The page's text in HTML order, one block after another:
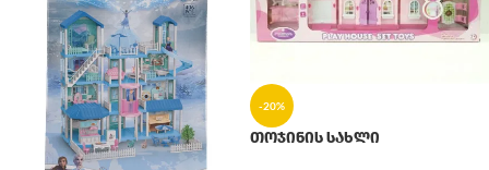
-20%
თოჯინის სახლი